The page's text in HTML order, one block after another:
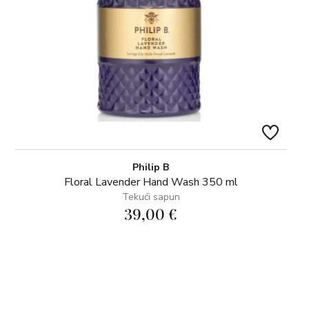
Philip B
Floral Lavender Hand Wash 350 ml
Tekući sapun
39,00 €